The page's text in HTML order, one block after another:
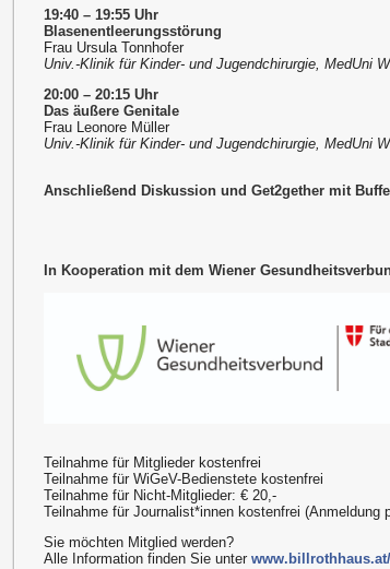
19:40 – 19:55 Uhr
Blasenentleerungsstörung
Frau Ursula Tonnhofer
Univ.-Klinik für Kinder- und Jugendchirurgie, MedUni
20:00 – 20:15 Uhr
Das äußere Genitale
Frau Leonore Müller
Univ.-Klinik für Kinder- und Jugendchirurgie, MedUni
Anschließend Diskussion und Get2gether mit
In Kooperation mit dem Wiener
Teilnahme für Mitglieder kostenfrei
Teilnahme für WiGeV-Bedienstete kostenfrei
Teilnahme für Nicht-Mitglieder: € 20,-
Teilnahme für Journalist*innen kostenfrei (Anmeldung
Sie möchten Mitglied werden?
Alle Information finden Sie unter